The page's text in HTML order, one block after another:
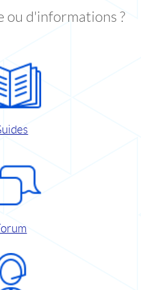
ou d'informations ?